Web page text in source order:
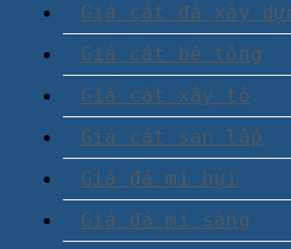
Giá cát đá xây
Giá cát bê tông
Giá cát xây tô
Giá cát san lấp
Giá đá mi bụi
Giá đá mi sàng